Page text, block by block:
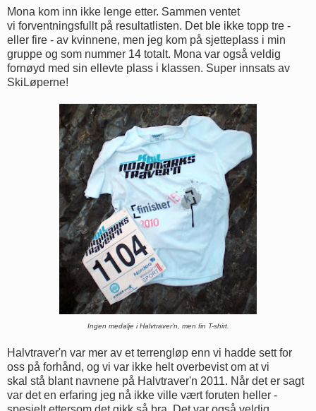
Mona kom inn ikke lenge etter. Sammen ventet
vi forventningsfullt på resultatlisten. Det ble ikke topp tre -
eller fire - av kvinnene, men jeg kom på sjetteplass i min
gruppe og som nummer 14 totalt. Mona var også veldig
fornøyd med sin ellevte plass i klassen. Super innsats av
SkiLøperne!
Ingen medalje i Halvtraver'n, men fin T-shirt.
Halvtraver'n var mer av et terrengløp enn vi hadde sett for
oss på forhånd, og vi var ikke helt overbevist om at vi
skal stå blant navnene på Halvtraver'n 2011. Når det er sagt
var det en erfaring jeg nå ikke ville vært foruten heller -